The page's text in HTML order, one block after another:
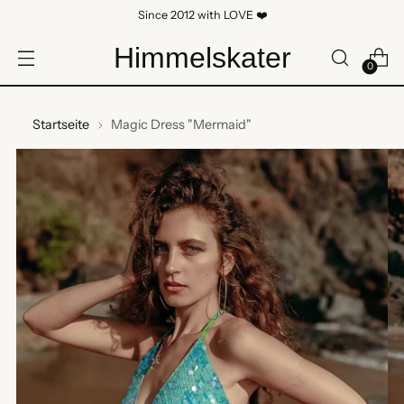
Since 2012 with LOVE ❤️
Himmelskater 0
Startseite Magic Dress "Mermaid"